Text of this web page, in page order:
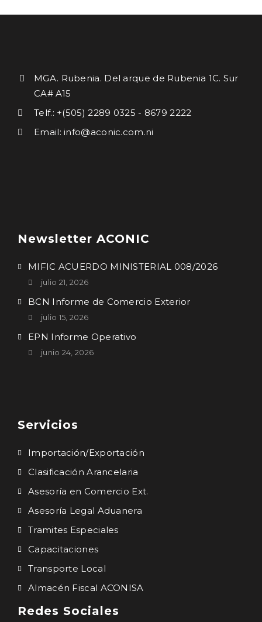
MGA. Rubenia. Del arque de Rubenia 1C. Sur
CA# A15
Telf.: +(505) 2289 0325 - 8679 2222
Email: info@aconic.com.ni
Newsletter ACONIC
MIFIC ACUERDO MINISTERIAL 008/2026
julio 21, 2026
BCN Informe de Comercio Exterior
julio 15, 2026
EPN Informe Operativo
junio 24, 2026
Servicios
Importación/Exportación
Clasificación Arancelaria
Asesoría en Comercio Ext.
Asesoría Legal Aduanera
Tramites Especiales
Capacitaciones
Transporte Local
Almacén Fiscal ACONISA
Redes Sociales